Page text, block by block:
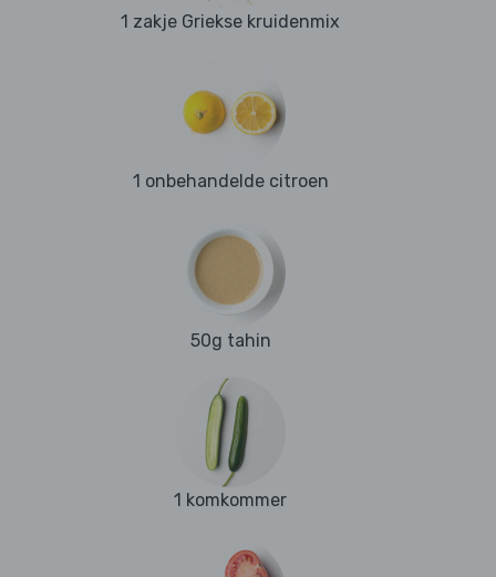
1 zakje Griekse kruidenmix
1 onbehandelde citroen
50g tahin
1 komkommer